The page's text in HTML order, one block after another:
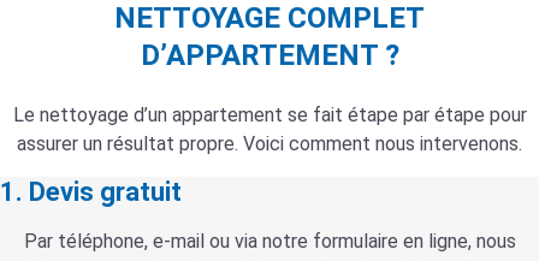
NETTOYAGE COMPLET
D’APPARTEMENT ?
Le nettoyage d’un appartement se fait étape par étape pour
assurer un résultat propre. Voici comment nous intervenons.
1. Devis gratuit
Par téléphone, e-mail ou via notre formulaire en ligne, nous